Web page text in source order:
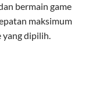
mencakup TV
rumah dalam
Fiber To The
bermain game
maksimum
yang dipilih.